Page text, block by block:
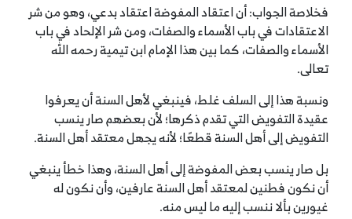
فخلاصة الجواب: أن اعتقاد المفوضة اعتقاد بدعي، وهو من شر
الاعتقادات في باب الأسماء والصفات، ومن شر الإلحاد في باب
الأسماء والصفات، كما بين هذا الإمام ابن تيمية رحمه الله
تعالى.
ونسبة هذا إلى السلف غلط، فينبغي لأهل السنة أن يعرفوا
عقيدة التفويض التي تقدم ذكرها؛ لأن بعضهم صار ينسب
التفويض إلى أهل السنة قطعًا؛ لأنه يجهل معتقد أهل السنة.
بل صار ينسب بعض المفوضة إلى أهل السنة، وهذا خطأ ينبغي
أن نكون فطنين لمعتقد أهل السنة عارفين، وأن نكون له
غيورين بألا ننسب إليه ما ليس منه.